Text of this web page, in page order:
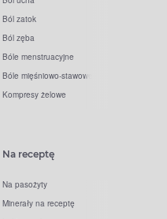
Ból zatok
Ból zęba
Bóle menstruacyjne
Bóle mięśniowo-stawowe
Kompresy żelowe
Na receptę
Na pasożyty
Minerały na receptę